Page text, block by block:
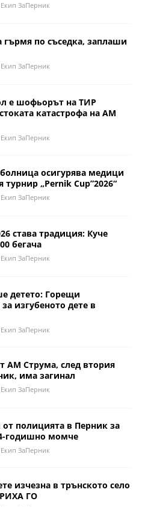
Eкип ЗаПерник
по съседка, заплаши
Eкип ЗаПерник
е шофьорът на ТИР
катастрофа на АМ
Eкип ЗаПерник
осигурява медици
„Pernik Cup”2026“
Eкип ЗаПерник
става традиция: Куче
бегача
Eкип ЗаПерник
детето: Горещи
изгубеното дете в
Eкип ЗаПерник
АМ Струма, след втория
има загинал
Eкип ЗаПерник
полицията в Перник за
годишно момче
Eкип ЗаПерник
изчезна в трънското село
ГО